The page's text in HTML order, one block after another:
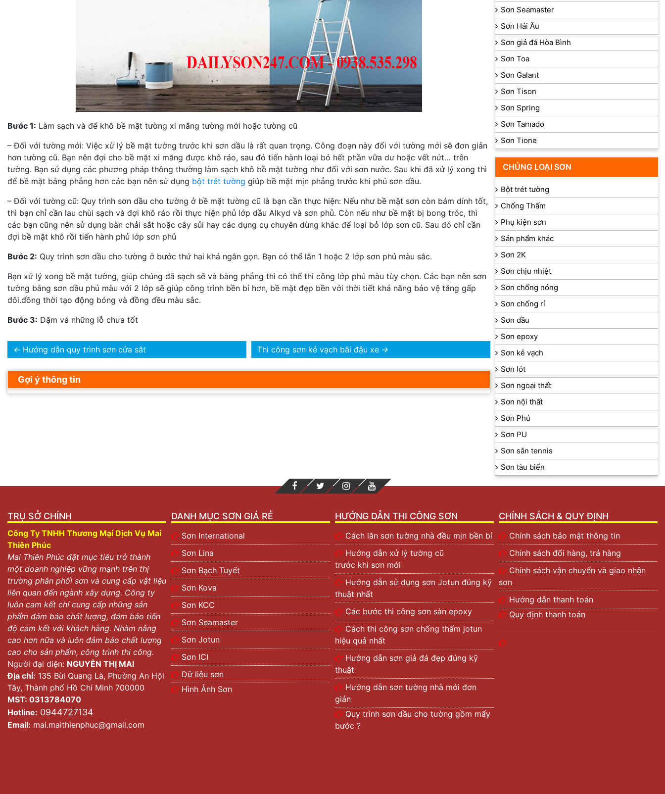
Bước 1: Làm sạch và để khô bề mặt tường xi măng tường mới hoặc tường cũ
– Đối với tường mới: Việc xử lý bề mặt tường trước khi sơn dầu là rất quan trọng. Công đoạn này đối với tường mới sẽ đơn giản
hơn tường cũ. Bạn nên đợi cho bề mặt xi măng được khô ráo, sau đó tiến hành loại bỏ hết phần vữa dư hoặc vết nứt… trên
tường. Bạn sử dụng các phương pháp thông thường làm sạch khô bề mặt tường như đối với sơn nước. Sau khi đã xử lý xong thì
để bề mặt bằng phẳng hơn các bạn nên sử dụng bột trét tường giúp bề mặt mịn phẳng trước khi phủ sơn dầu.
– Đối với tường cũ: Quy trình sơn dầu cho tường ở bề mặt tường cũ là bạn cần thực hiện: Nếu như bề mặt sơn còn bám dính tốt,
thì bạn chỉ cần lau chùi sạch và đợi khô ráo rồi thực hiện phủ lớp dầu Alkyd và sơn phủ. Còn nếu như bề mặt bị bong tróc, thì
các bạn cũng nên sử dụng bàn chải sắt hoặc cây sủi hay các dụng cụ chuyên dùng khác để loại bỏ lớp sơn cũ. Sau đó chỉ cần
đợi bề mặt khô rồi tiến hành phủ lớp sơn phủ
Bước 2: Quy trình sơn dầu cho tường ở bước thứ hai khá ngắn gọn. Bạn có thể lăn 1 hoặc 2 lớp sơn phủ màu sắc.
Bạn xử lý xong bề mặt tường, giúp chúng đã sạch sẽ và bằng phẳng thì có thể thi công lớp phủ màu tùy chọn. Các bạn nên sơn
tường bằng sơn dầu phủ màu với 2 lớp sẽ giúp công trình bền bỉ hơn, bề mặt đẹp bền với thời tiết khả năng bảo vệ tăng gấp
đôi.đồng thời tạo động bóng và đồng đều màu sắc.
Bước 3: Dặm vá những lỗ chưa tốt
← Hướng dẫn quy trình sơn cửa sắt Thi công sơn kẻ vạch bãi đậu xe →
Gợi ý thông tin
Sơn Seamaster
Sơn Hải Âu
Sơn giả đá Hòa Bình
Sơn Toa
Sơn Galant
Sơn Tison
Sơn Spring
Sơn Tamado
Sơn Tione
CHỦNG LOẠI SƠN
Bột trét tường
Chống Thấm
Phụ kiện sơn
Sản phẩm khác
Sơn 2K
Sơn chịu nhiệt
Sơn chống nóng
Sơn chống rỉ
Sơn dầu
Sơn epoxy
Sơn kẻ vạch
Sơn lót
Sơn ngoại thất
Sơn nội thất
Sơn Phủ
Sơn PU
Sơn sân tennis
Sơn tàu biển
TRỤ SỞ CHÍNH
Công Ty TNHH Thương Mại Dịch Vụ Mai
Thiên Phúc
Mai Thiên Phúc đặt mục tiêu trở thành
một doanh nghiệp vững mạnh trên thị
trường phân phối sơn và cung cấp vật liệu
liên quan đến ngành xây dựng. Công ty
luôn cam kết chỉ cung cấp những sản
phẩm đảm bảo chất lượng, đảm bảo tiến
độ cam kết với khách hàng. Nhằm nâng
cao hơn nữa và luôn đảm bảo chất lượng
cao cho sản phẩm, công trình thi công.
Người đại diện: NGUYỄN THỊ MAI
Địa chỉ: 135 Bùi Quang Là, Phường An Hội
Tây, Thành phố Hồ Chí Minh 700000
MST: 0313784070
Hotline: 0944727134
Email: mai.maithienphuc@gmail.com
DANH MỤC SƠN GIÁ RẺ
Sơn International
Sơn Lina
Sơn Bạch Tuyết
Sơn Kova
Sơn KCC
Sơn Seamaster
Sơn Jotun
Sơn ICI
Dữ liệu sơn
Hình Ảnh Sơn
HƯỚNG DẪN THI CÔNG SƠN
Cách lăn sơn tường nhà đều mịn bền bỉ
Hướng dẫn xử lý tường cũ
trước khi sơn mới
Hướng dẫn sử dụng sơn Jotun đúng kỹ
thuật nhất
Các bước thi công sơn sàn epoxy
Cách thi công sơn chống thấm jotun
hiệu quả nhất
Hướng dẫn sơn giả đá đẹp đúng kỹ
thuật
Hướng dẫn sơn tường nhà mới đơn
giản
Quy trình sơn dầu cho tường gồm mấy
bước ?
CHÍNH SÁCH & QUY ĐỊNH
Chính sách bảo mật thông tin
Chính sách đổi hàng, trả hàng
Chính sách vận chuyển và giao nhận
sơn
Hướng dẫn thanh toán
Quy định thanh toán